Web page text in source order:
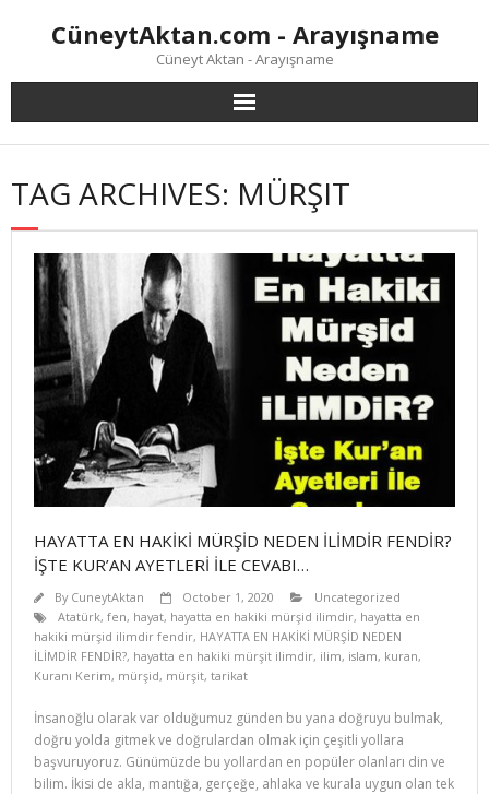
CüneytAktan.com - Arayışname
Cüneyt Aktan - Arayışname
TAG ARCHIVES: MÜRŞIT
HAYATTA EN HAKİKİ MÜRŞİD NEDEN İLİMDİR FENDİR?
İŞTE KUR’AN AYETLERİ İLE CEVABI…
By CuneytAktan October 1, 2020
Uncategorized
Atatürk, fen, hayat, hayatta en hakiki mürşid ilimdir, hayatta en
hakiki mürşid ilimdir fendir, HAYATTA EN HAKİKİ MÜRŞİD NEDEN
İLİMDİR FENDİR?, hayatta en hakiki mürşit ilimdir, ilim, islam, kuran,
Kuranı Kerim, mürşid, mürşit, tarikat
İnsanoğlu olarak var olduğumuz günden bu yana doğruyu bulmak,
doğru yolda gitmek ve doğrulardan olmak için çeşitli yollara
başvuruyoruz. Günümüzde bu yollardan en popüler olanları din ve
bilim. İkisi de akla, mantığa, gerçeğe, ahlaka ve kurala uygun olan tek